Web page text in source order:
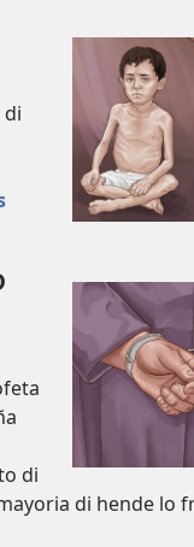
di
di
di hende lo